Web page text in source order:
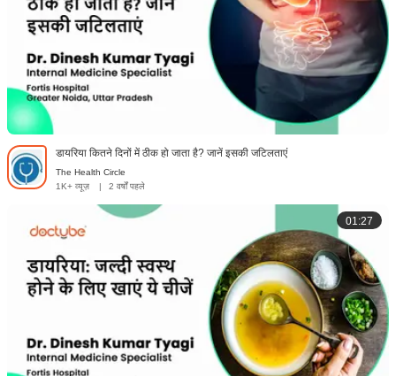
डायरिया कितने दिनों में ठीक हो जाता है? जानें इसकी जटिलताएं
The Health Circle
1K+ व्यूज़
| 2 वर्षों पहले
01:27